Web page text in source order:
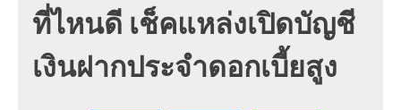
ที่ไหนดี เช็คแหล่งเปิดบัญชี
เงินฝากประจําดอกเบี้ยสูง